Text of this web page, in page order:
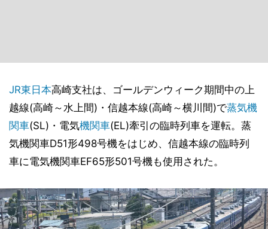
JR東日本高崎支社は、ゴールデンウィーク期間中の上
越線(高崎～水上間)・信越本線(高崎～横川間)で蒸気機
関車(SL)・電気機関車(EL)牽引の臨時列車を運転。蒸
気機関車D51形498号機をはじめ、信越本線の臨時列
車に電気機関車EF65形501号機も使用された。